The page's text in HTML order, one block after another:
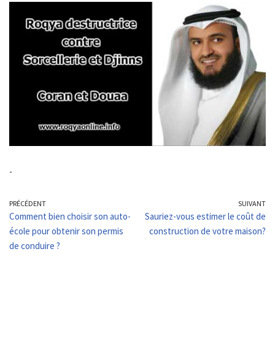
-
PRÉCÉDENT
Comment bien choisir son auto-
école pour obtenir son permis
de conduire ?
SUIVANT
Sauriez-vous estimer le coût de
construction de votre maison?